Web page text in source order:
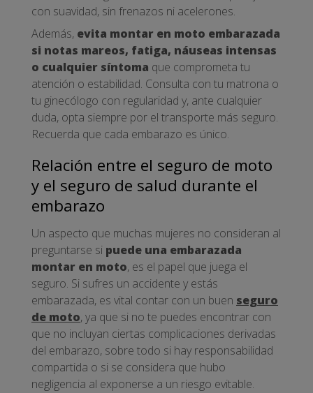
con suavidad, sin frenazos ni acelerones.
Además, evita montar en moto embarazada
si notas mareos, fatiga, náuseas intensas
o cualquier síntoma que comprometa tu
atención o estabilidad. Consulta con tu matrona o
tu ginecólogo con regularidad y, ante cualquier
duda, opta siempre por el transporte más seguro.
Recuerda que cada embarazo es único.
Relación entre el seguro de moto
y el seguro de salud durante el
embarazo
Un aspecto que muchas mujeres no consideran al
preguntarse si puede una embarazada
montar en moto, es el papel que juega el
seguro. Si sufres un accidente y estás
embarazada, es vital contar con un buen seguro
de moto, ya que si no te puedes encontrar con
que no incluyan ciertas complicaciones derivadas
del embarazo, sobre todo si hay responsabilidad
compartida o si se considera que hubo
negligencia al exponerse a un riesgo evitable.